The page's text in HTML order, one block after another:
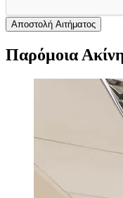
Αποστολή Αιτήματος
Παρόμοια